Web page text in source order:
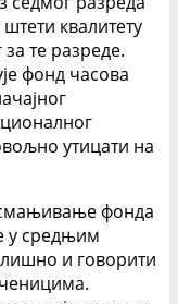
квалитету
те разреде.
фонд часова
утицати на
фонда
у средњим
и говорити